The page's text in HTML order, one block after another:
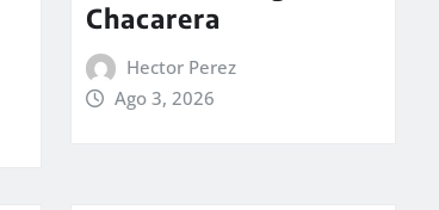
Chacarera
Hector Perez
Ago 3, 2026